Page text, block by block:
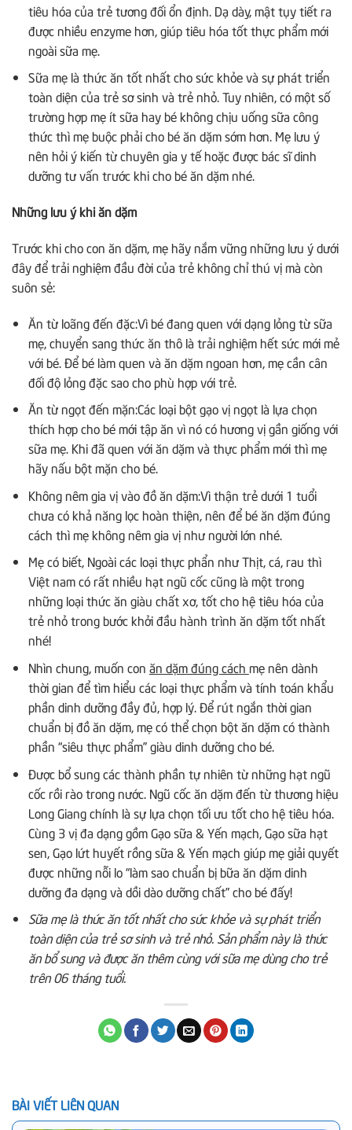
tiêu hóa của trẻ tương đối ổn định. Dạ dày, mật tụy tiết ra
được nhiều enzyme hơn, giúp tiêu hóa tốt thực phẩm mới
ngoài sữa mẹ.
Sữa mẹ là thức ăn tốt nhất cho sức khỏe và sự phát triển
toàn diện của trẻ sơ sinh và trẻ nhỏ. Tuy nhiên, có một số
trường hợp mẹ ít sữa hay bé không chịu uống sữa công
thức thì mẹ buộc phải cho bé ăn dặm sớm hơn. Mẹ lưu ý
nên hỏi ý kiến từ chuyên gia y tế hoặc được bác sĩ dinh
dưỡng tư vấn trước khi cho bé ăn dặm nhé.
Những lưu ý khi ăn dặm
Trước khi cho con ăn dặm, mẹ hãy nắm vững những lưu ý dưới
đây để trải nghiệm đầu đời của trẻ không chỉ thú vị mà còn
suôn sẻ:
Ăn từ loãng đến đặc:Vì bé đang quen với dạng lỏng từ sữa
mẹ, chuyển sang thức ăn thô là trải nghiệm hết sức mới mẻ
với bé. Để bé làm quen và ăn dặm ngoan hơn, mẹ cần cân
đối độ lỏng đặc sao cho phù hợp với trẻ.
Ăn từ ngọt đến mặn:Các loại bột gạo vị ngọt là lựa chọn
thích hợp cho bé mới tập ăn vì nó có hương vị gần giống với
sữa mẹ. Khi đã quen với ăn dặm và thực phẩm mới thì mẹ
hãy nấu bột mặn cho bé.
Không nêm gia vị vào đồ ăn dặm:Vì thận trẻ dưới 1 tuổi
chưa có khả năng lọc hoàn thiện, nên để bé ăn dặm đúng
cách thì mẹ không nêm gia vị như người lớn nhé.
Mẹ có biết, Ngoài các loại thực phẩn như Thịt, cá, rau thì
Việt nam có rất nhiều hạt ngũ cốc cũng là một trong
những loại thức ăn giàu chất xơ, tốt cho hệ tiêu hóa của
trẻ nhỏ trong bước khởi đầu hành trình ăn dặm tốt nhất
nhé!
Nhìn chung, muốn con ăn dặm đúng cách mẹ nên dành
thời gian để tìm hiểu các loại thực phẩm và tính toán khẩu
phần dinh dưỡng đầy đủ, hợp lý. Để rút ngắn thời gian
chuẩn bị đồ ăn dặm, mẹ có thể chọn bột ăn dặm có thành
phần “siêu thực phẩm” giàu dinh dưỡng cho bé.
Được bổ sung các thành phần tự nhiên từ những hạt ngũ
cốc rồi rào trong nước. Ngũ cốc ăn dặm đến từ thương hiệu
Long Giang chính là sự lựa chọn tối ưu tốt cho hệ tiêu hóa.
Cùng 3 vị đa dạng gồm Gạo sữa & Yến mạch, Gạo sữa hạt
sen, Gạo lứt huyết rồng sữa & Yến mạch giúp mẹ giải quyết
được những nỗi lo “làm sao chuẩn bị bữa ăn dặm dinh
dưỡng đa dạng và dồi dào dưỡng chất” cho bé đấy!
Sữa mẹ là thức ăn tốt nhất cho sức khỏe và sự phát triển
toàn diện của trẻ sơ sinh và trẻ nhỏ. Sản phẩm này là thức
ăn bổ sung và được ăn thêm cùng với sữa mẹ dùng cho trẻ
trên 06 tháng tuổi.
BÀI VIẾT LIÊN QUAN